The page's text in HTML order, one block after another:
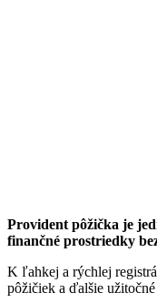
Provident pôžička je
finančné prostriedky
K ľahkej a rýchlej
pôžičiek a ďalšie